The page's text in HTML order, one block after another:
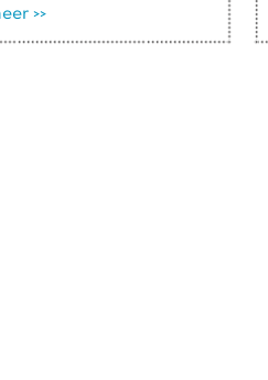
Het boek
biedt uitkomst.
>>